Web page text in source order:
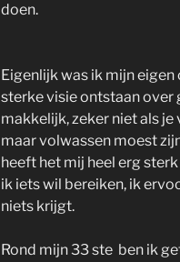
doen.
Eigenlijk was ik mijn
sterke visie ontstaan over
makkelijk, zeker niet als
maar volwassen moest
heeft het mij heel erg
ik iets wil bereiken, ik
niets krijgt.
Rond mijn 33 ste ben ik